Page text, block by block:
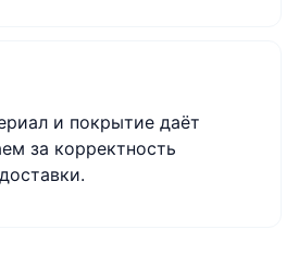
и покрытие даёт
за корректность